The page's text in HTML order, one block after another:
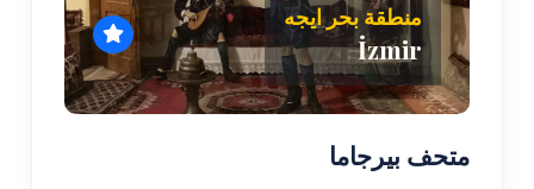
منطقة بحر ايجه
İzmir
متحف بيرجاما